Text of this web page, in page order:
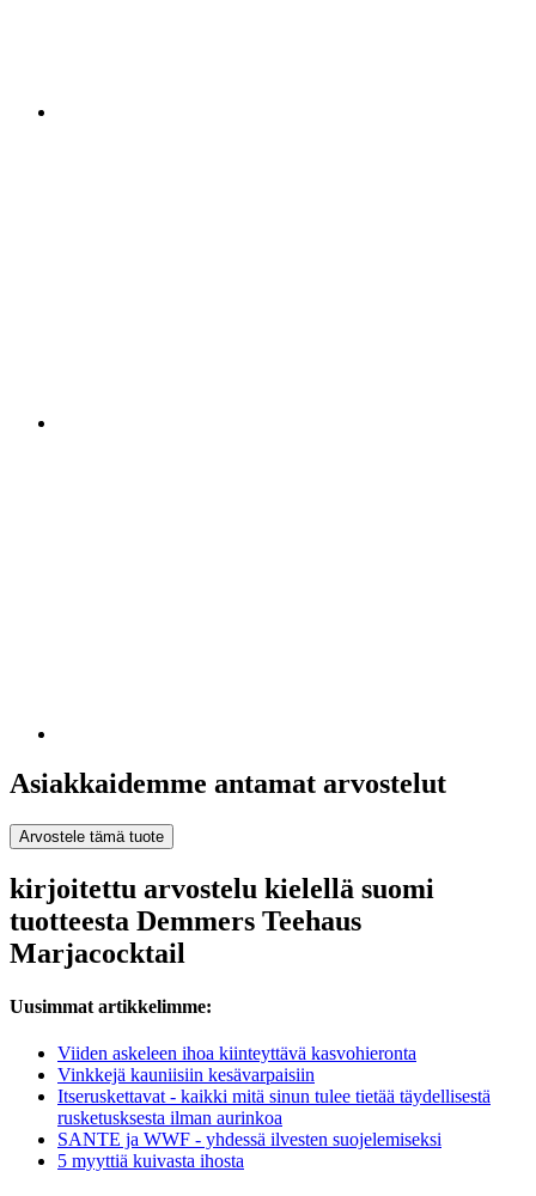
Asiakkaidemme antamat arvostelut
Arvostele tämä tuote
kirjoitettu arvostelu kielellä suomi
tuotteesta Demmers Teehaus
Marjacocktail
Uusimmat artikkelimme:
Viiden askeleen ihoa kiinteyttävä kasvohieronta
Vinkkejä kauniisiin kesävarpaisiin
Itseruskettavat - kaikki mitä sinun tulee tietää täydellisestä
rusketusksesta ilman aurinkoa
SANTE ja WWF - yhdessä ilvesten suojelemiseksi
5 myyttiä kuivasta ihosta